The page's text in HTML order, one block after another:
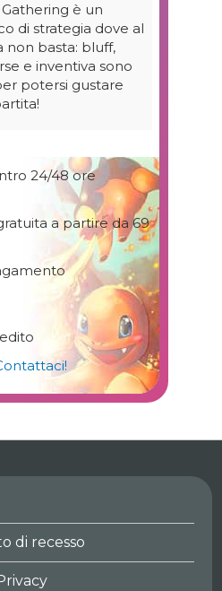
24/48 ore
a partire da 69
è un
di strategia dove al
non basta: bluff,
e inventiva sono
potersi gustare
di recesso